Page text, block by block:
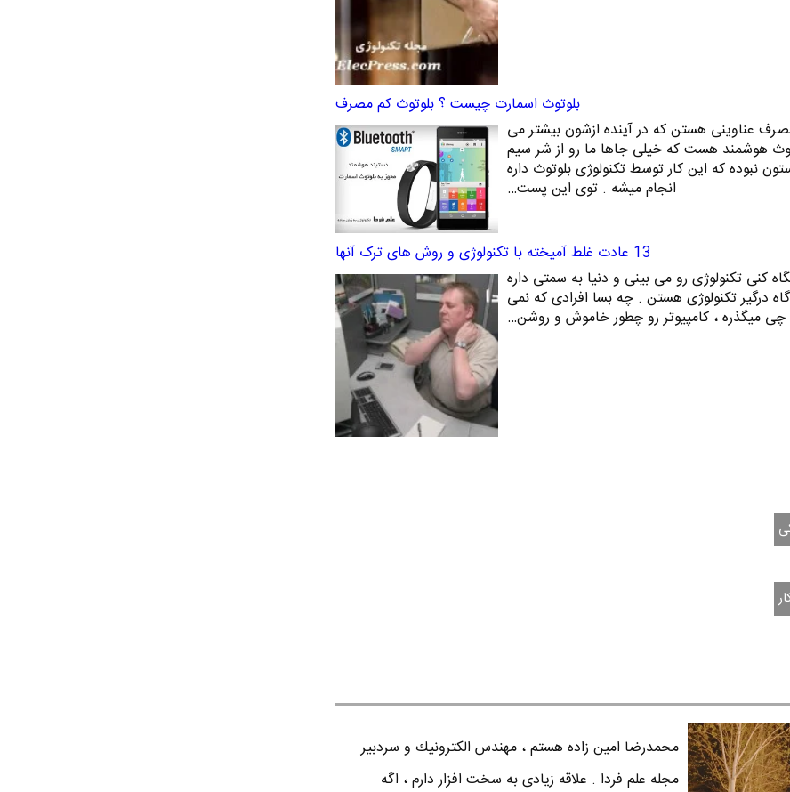
بلوتوث اسمارت چیست ؟ بلوتوث کم مصرف
عناوینی هستن که در آینده ازشون بیشتر می
هوشمند هست که خیلی جاها ما رو از شر سیم
نبوده که این کار توسط تکنولوژی بلوتوث داره
انجام میشه . توی این پست…
13 عادت غلط آمیخته با تکنولوژی و روش های ترک آنها
رو که نگاه کنی تکنولوژی رو می بینی و دنیا به سمتی داره
درگیر تکنولوژی هستن . چه بسا افرادی که نمی
چی میگذره ، کامپیوتر رو چطور خاموش و روشن…
محمدرضا امين زاده هستم ، مهندس الكترونيك و سردبير
مجله علم فردا . علاقه زیادی به سخت افزار دارم ، اگه